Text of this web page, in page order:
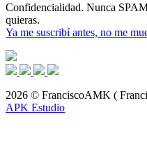
Confidencialidad. Nunca
quieras.
Ya me suscribí antes, no me
2026 © FranciscoAMK (
APK Estudio